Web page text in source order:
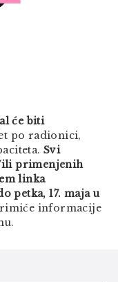
će biti
po radionici,
Svi
ili primenjenih
linka
petka, 17. maja u
informacije